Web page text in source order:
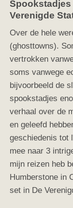
Spookstadjes
Verenigde
Over de hele
(ghosttowns).
vertrokken
soms vanwege
bijvoorbeeld de
spookstadjes
verhaal over de
en geleefd
geschiedenis tot
mee naar 3
mijn reizen heb
Humberstone in
set in De